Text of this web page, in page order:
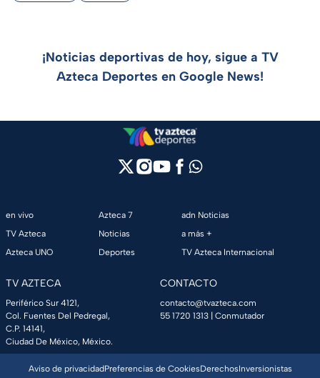
¡Noticias deportivas de hoy, sigue a TV
Azteca Deportes en Google News!
en vivo
TV Azteca
Azteca UNO
Azteca 7
Noticias
Deportes
adn Noticias
a más +
TV Azteca Internacional
TV AZTECA
Periférico Sur 4121,
Col. Fuentes Del Pedregal,
C.P. 14141,
Ciudad De México, México.
CONTACTO
contacto@tvazteca.com
55 1720 1313 | Conmutador
Aviso de privacidadPreferencias de CookiesDerechosInversionistas